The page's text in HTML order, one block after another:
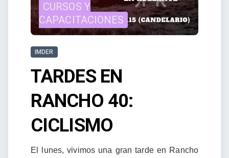
CURSOS Y
CAPACITACIONES
IMDER
TARDES EN
RANCHO 40:
CICLISMO
El lunes, vivimos una gran tarde en Rancho